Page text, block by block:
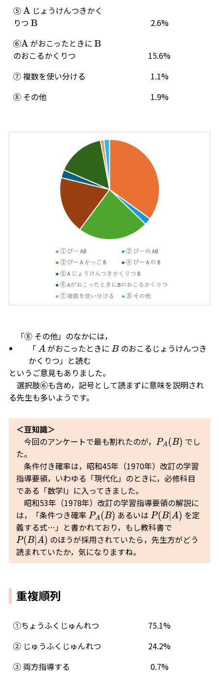
⑤A じょうけんつきかく
りつ B
2.6%
⑥A がおこったときに B
のおこるかくりつ
15.6%
⑦ 複数を使い分ける
1.1%
⑧ その他
1.9%
「⑧ その他」のなかには，
「 A がおこったときに Bのおこるじょうけんつき
かくりつ」と読む
というご意見もありました。
選択肢⑥も含め，記号として読まずに意味を説明され
る先生も多いようです。
＜豆知識＞
今回のアンケートで最も割れたのが， PA(B)
でし
た。
条件付き確率は，昭和45年（1970年）改訂の学習
指導要領，いわゆる「現代化」のときに，必修科目
である「数学I」に入ってきました。
昭和53年（1978年）改訂の学習指導要領の解説に
は，「条件つき確率 PA(B) あるいは P(B|A )
を定
義する式…」と書かれており，もし教科書で
P(B|A )
のほうが採用されていたら，先生方がどう
読まれていたか，気になりますね。
重複順列
①ちょうふくじゅんれつ
75.1%
② じゅうふくじゅんれつ
24.2%
③ 両方指導する
0.7%